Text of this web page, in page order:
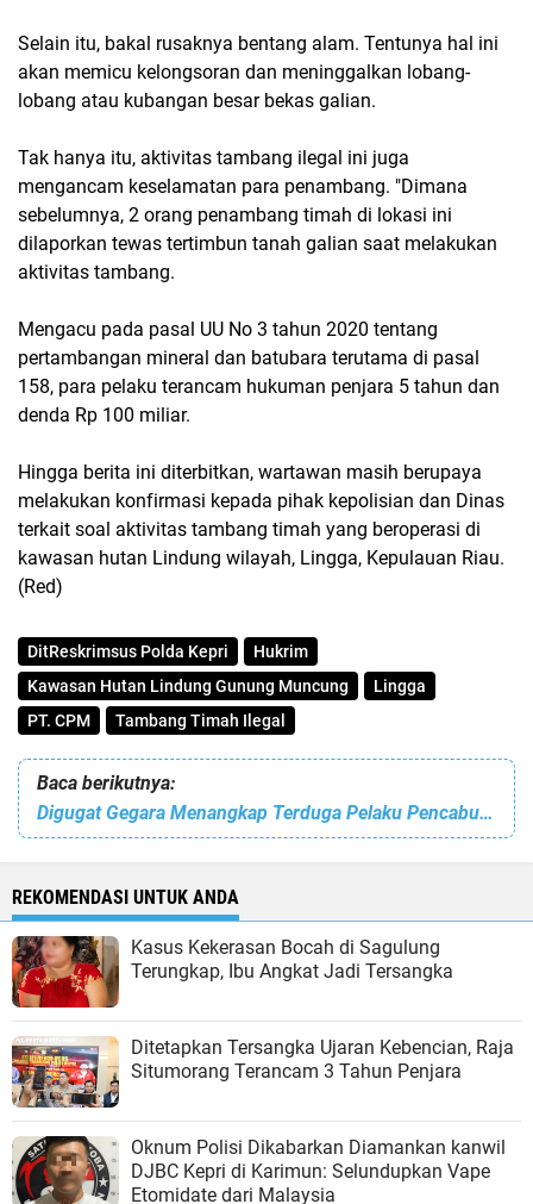
Selain itu, bakal rusaknya bentang alam. Tentunya hal ini
akan memicu kelongsoran dan meninggalkan lobang-
lobang atau kubangan besar bekas galian.
Tak hanya itu, aktivitas tambang ilegal ini juga
mengancam keselamatan para penambang. "Dimana
sebelumnya, 2 orang penambang timah di lokasi ini
dilaporkan tewas tertimbun tanah galian saat melakukan
aktivitas tambang.
Mengacu pada pasal UU No 3 tahun 2020 tentang
pertambangan mineral dan batubara terutama di pasal
158, para pelaku terancam hukuman penjara 5 tahun dan
denda Rp 100 miliar.
Hingga berita ini diterbitkan, wartawan masih berupaya
melakukan konfirmasi kepada pihak kepolisian dan Dinas
terkait soal aktivitas tambang timah yang beroperasi di
kawasan hutan Lindung wilayah, Lingga, Kepulauan Riau.
(Red)
DitReskrimsus Polda Kepri
Hukrim
Kawasan Hutan Lindung Gunung Muncung
Lingga
PT. CPM
Tambang Timah Ilegal
Baca berikutnya:
Digugat Gegara Menangkap Terduga Pelaku Pencabulan, Polsek Sei Beduk Menangkan Sidang Pra Peradilan
REKOMENDASI UNTUK ANDA
Kasus Kekerasan Bocah di Sagulung
Terungkap, Ibu Angkat Jadi Tersangka
Ditetapkan Tersangka Ujaran Kebencian, Raja
Situmorang Terancam 3 Tahun Penjara
Oknum Polisi Dikabarkan Diamankan kanwil
DJBC Kepri di Karimun: Selundupkan Vape
Etomidate dari Malaysia